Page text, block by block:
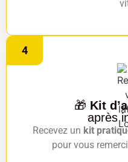
4
🎁 Kit
après
Recevez un kit
pour vous